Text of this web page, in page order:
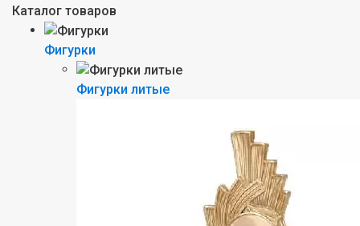
Каталог товаров
Фигурки
Фигурки литые